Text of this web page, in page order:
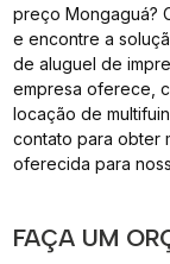
preço Mongaguá?
e encontre a
de aluguel de
empresa oferece,
locação de
contato para obter
oferecida para
FAÇA UM